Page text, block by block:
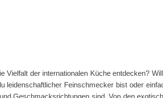
der internationalen Küche entdecken?
leidenschaftlicher Feinschmecker bist oder
Geschmacksrichtungen sind. Von den